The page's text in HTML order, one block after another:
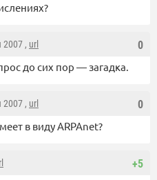
0
2007 , url
до сих пор — загадка.
0
2007 , url
в виду ARPAnet?
+5